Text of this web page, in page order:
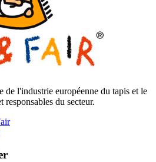
de l'industrie européenne du tapis et le
responsables du secteur.